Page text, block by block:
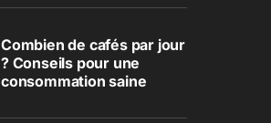
Combien de cafés par jour
? Conseils pour une
consommation saine